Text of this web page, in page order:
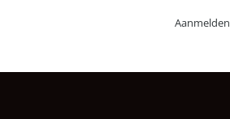
Aanmelden